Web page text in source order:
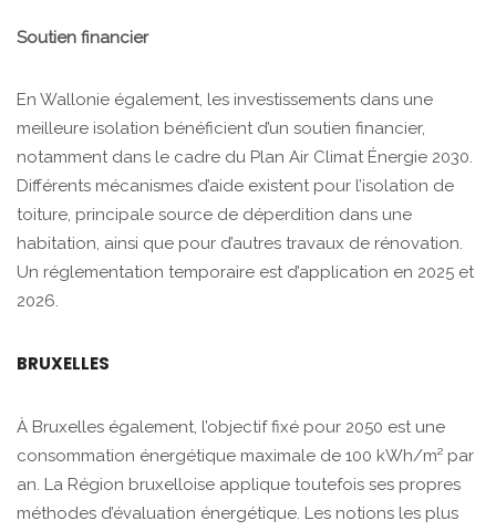
Soutien financier
En Wallonie également, les investissements dans une
meilleure isolation bénéficient d’un soutien financier,
notamment dans le cadre du Plan Air Climat Énergie 2030.
Différents mécanismes d’aide existent pour l’isolation de
toiture, principale source de déperdition dans une
habitation, ainsi que pour d’autres travaux de rénovation.
Un réglementation temporaire est d’application en 2025 et
2026.
BRUXELLES
À Bruxelles également, l’objectif fixé pour 2050 est une
consommation énergétique maximale de 100 kWh/m² par
an. La Région bruxelloise applique toutefois ses propres
méthodes d’évaluation énergétique. Les notions les plus